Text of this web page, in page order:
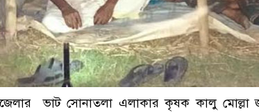
ভাট সোনাতলা এলাকার কৃষক কালু মোল্লা